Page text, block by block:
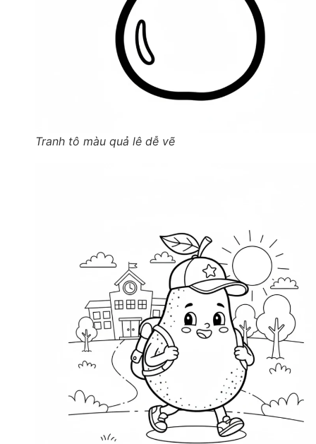
Tranh tô màu quả lê dễ vẽ